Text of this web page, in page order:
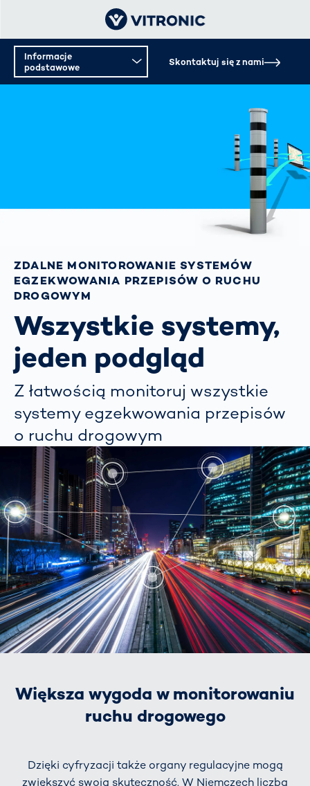
ZDALNE MONITOROWANIE SYSTEMÓW
EGZEKWOWANIA PRZEPISÓW O RUCHU
DROGOWYM
Wszystkie systemy,
jeden podgląd
Z łatwością monitoruj wszystkie
systemy egzekwowania przepisów
o ruchu drogowym
Informacje
podstawowe
Skontaktuj się z nami
Większa wygoda w monitorowaniu
ruchu drogowego
Dzięki cyfryzacji także organy regulacyjne mogą
zwiększyć swoją skuteczność. W Niemczech liczba